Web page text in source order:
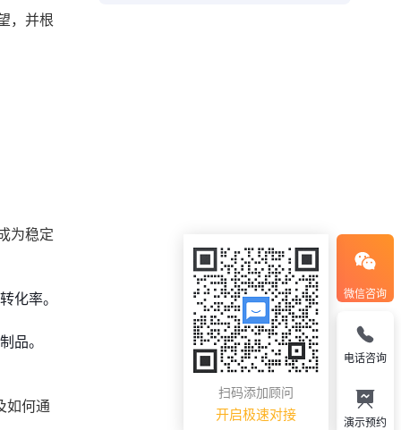
，并根
为稳定
化率。
品。
如何通
微信咨询
扫码添加顾问
开启极速对接
电话咨询
演示预约